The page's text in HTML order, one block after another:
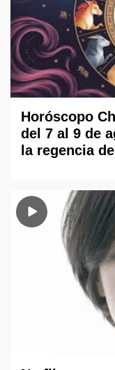
Horóscopo
del 7 al 9 de
la regencia